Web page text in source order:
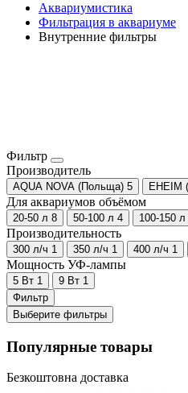
Аквариумистика
Фильтрация в аквариуме
Внутренние фильтры
Фильтр
Производитель
AQUA NOVA (Польща) 5 EHEIM
Для аквариумов объёмом
20-50 л 8 50-100 л 4 100-150 л
Производительность
300 л/ч 1 350 л/ч 1 400 л/ч 1
Мощность УФ-лампы
5 Вт 1 9 Вт 1
Фильтр
Выберите фильтры
Популярные товары
Безкоштовна доставка